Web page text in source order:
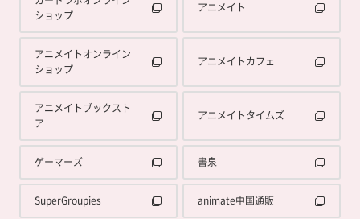
ショップ
アニメイト
アニメイトオンライン
ショップ
アニメイトカフェ
アニメイトブックスト
ア
アニメイトタイムズ
ゲーマーズ 書泉
SuperGroupies animate中国通販